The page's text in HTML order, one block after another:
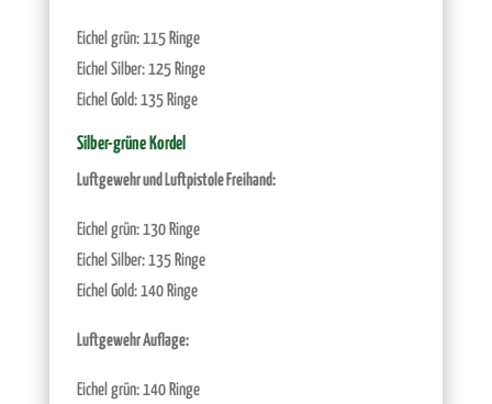
Eichel grün: 115 Ringe
Eichel Silber: 125 Ringe
Eichel Gold: 135 Ringe
Silber-grüne Kordel
Luftgewehr und Luftpistole Freihand:
Eichel grün: 130 Ringe
Eichel Silber: 135 Ringe
Eichel Gold: 140 Ringe
Luftgewehr Auflage:
Eichel grün: 140 Ringe